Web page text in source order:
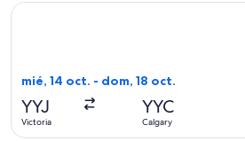
mié, 14 oct. - dom, 18 oct.
YYJ
Victoria
YYC
Calgary
Seleccionar vuelo de WestJet, con